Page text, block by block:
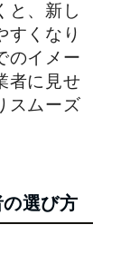
と、新し
すくなり
のイメー
者に見せ
スムーズ
選び方